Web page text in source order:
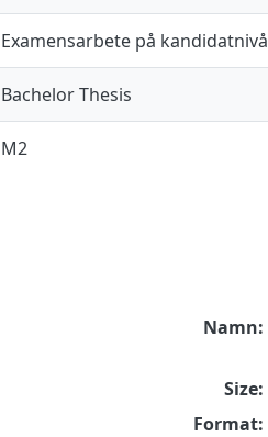
Examensarbete på kandidatnivå
Bachelor Thesis
M2
Namn:
Size:
Format: